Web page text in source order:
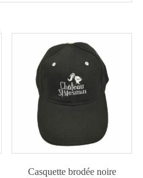
Casquette brodée noire